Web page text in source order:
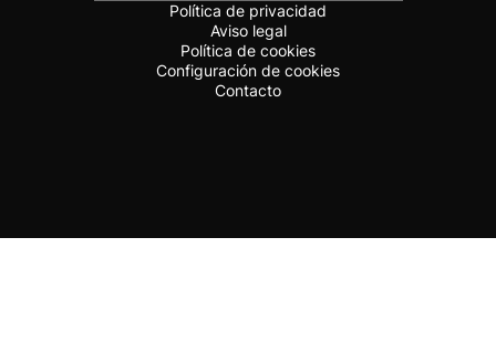
Política de privacidad
Aviso legal
Política de cookies
Configuración de cookies
Contacto